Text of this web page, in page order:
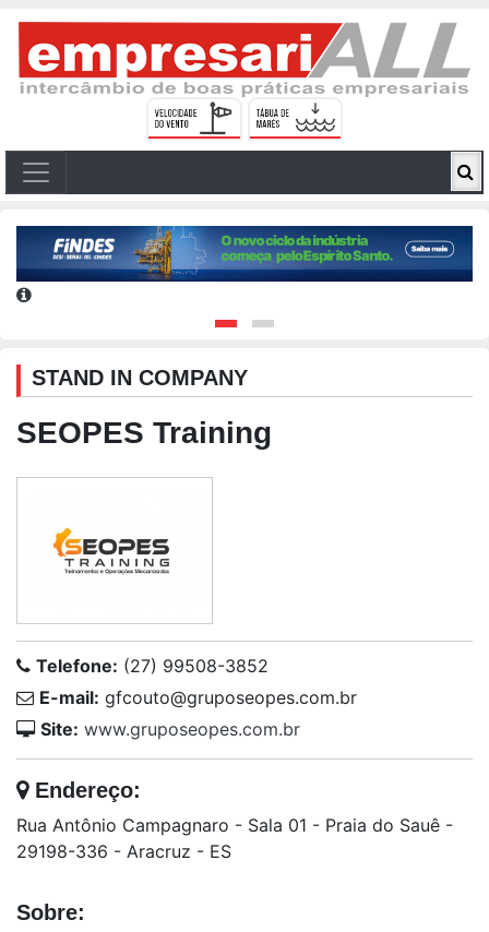
STAND IN COMPANY
SEOPES Training
Telefone: (27) 99508-3852
E-mail: gfcouto@gruposeopes.com.br
Site: www.gruposeopes.com.br
Endereço:
Rua Antônio Campagnaro - Sala 01 - Praia do Sauê -
29198-336 - Aracruz - ES
Sobre: